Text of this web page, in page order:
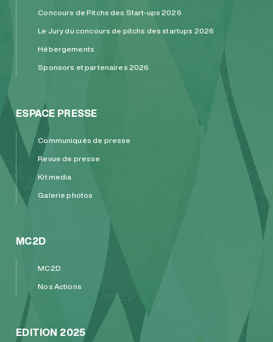
Concours de Pitchs des Start-ups 2026
Le Jury du concours de pitchs des startups 2026
Hébergements
Sponsors et partenaires 2026
ESPACE PRESSE
Communiqués de presse
Revue de presse
Kit media
Galerie photos
MC2D
MC2D
Nos Actions
EDITION 2025